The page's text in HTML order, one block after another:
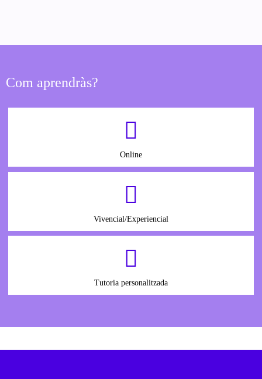
Com aprendràs?
Online
Vivencial/Experiencial
Tutoria personalitzada